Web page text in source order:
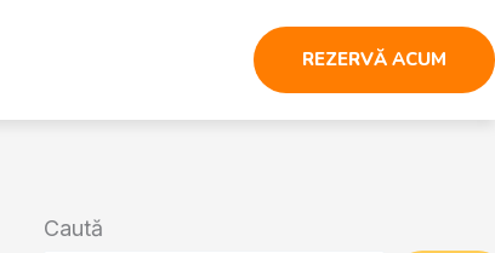
REZERVĂ ACUM
Caută